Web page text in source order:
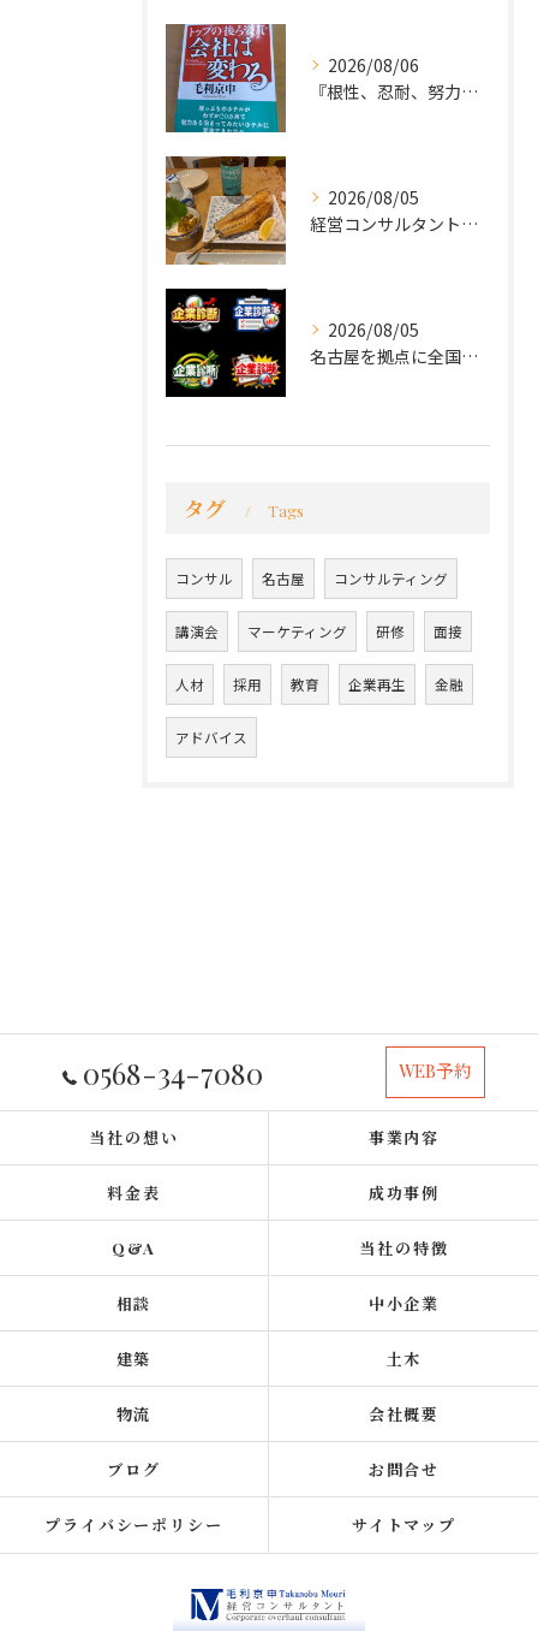
2026/08/06
『根性、忍耐、努力という言葉は死語なのか』
2026/08/05
経営コンサルタントのモーちゃん・毛利京申です。
2026/08/05
名古屋を拠点に全国で活動する 経営コンサルタントの 毛利京申...
タグ Tags
コンサル 名古屋 コンサルティング
講演会 マーケティング 研修 面接
人材 採用 教育 企業再生 金融
アドバイス
0568-34-7080 WEB予約
当社の想い 事業内容
料金表 成功事例
Q&A 当社の特徴
相談 中小企業
建築 土木
物流 会社概要
ブログ お問合せ
プライバシーポリシー サイトマップ